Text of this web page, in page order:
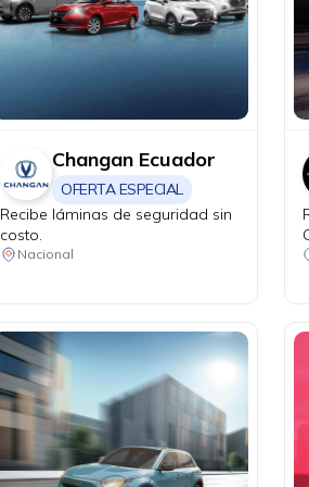
Changan Ecuador
OFERTA ESPECIAL
Recibe láminas de seguridad sin
costo.
Nacional